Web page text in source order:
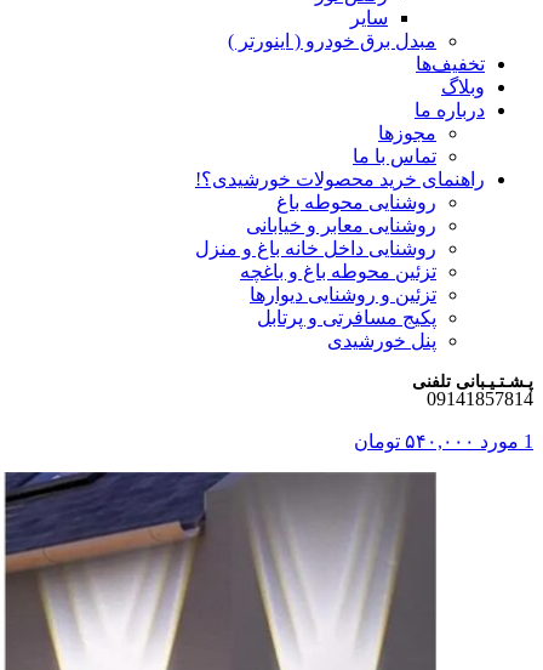
سایر
مبدل برق خودرو ( اینورتر )
تخفیف‌ها
وبلاگ
درباره ما
مجوزها
تماس با ما
راهنمای خرید محصولات خورشیدی؟!
روشنایی محوطه باغ
روشنایی معابر و خیابانی
روشنایی داخل خانه باغ و منزل
تزئین محوطه باغ و باغچه
تزئین و روشنایی دیوارها
پکیج مسافرتی و پرتابل
پنل خورشیدی
پـشـتـیـبانی تلفنی
09141857814
1 مورد ۵۴۰,۰۰۰ تومان